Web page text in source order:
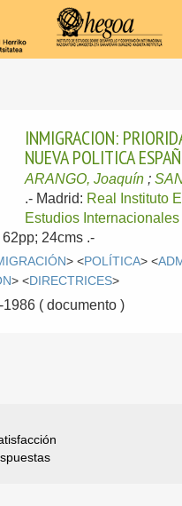
INMIGRACION:
NUEVA POLITICA
ARANGO, Joaquín ;
.- Madrid: Real Instituto
Estudios
62pp; 24cms .-
> <POLÍTICA> <
> <DIRECTRICES>
1986 ( documento )